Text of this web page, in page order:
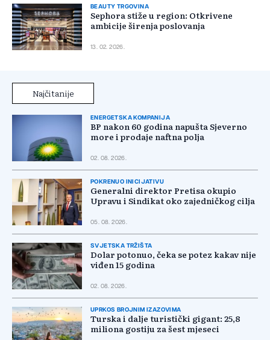
BEAUTY TRGOVINA
Sephora stiže u region: Otkrivene
ambicije širenja poslovanja
13. 02. 2026.
Najčitanije
ENERGETSKA KOMPANIJA
BP nakon 60 godina napušta Sjeverno
more i prodaje naftna polja
02. 08. 2026.
POKRENUO INICIJATIVU
Generalni direktor Pretisa okupio
Upravu i Sindikat oko zajedničkog cilja
05. 08. 2026.
SVJETSKA TRŽIŠTA
Dolar potonuo, čeka se potez kakav nije
viđen 15 godina
02. 08. 2026.
UPRKOS BROJNIM IZAZOVIMA
Turska i dalje turistički gigant: 25,8
miliona gostiju za šest mjeseci